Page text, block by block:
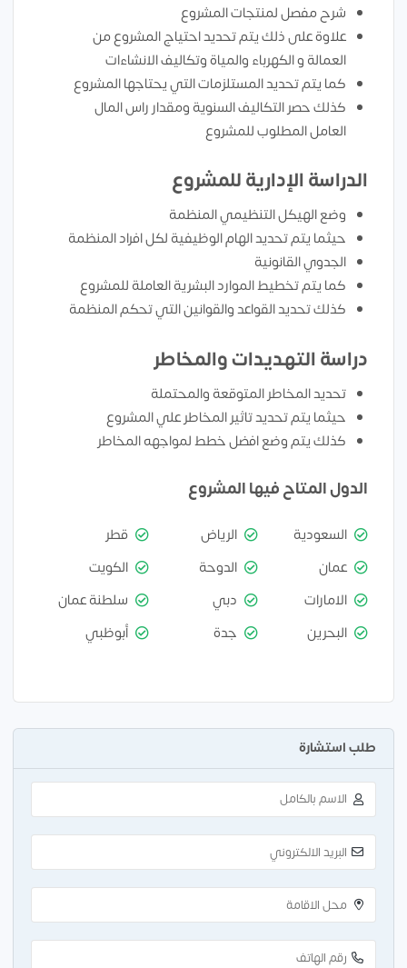
شرح مفصل لمنتجات المشروع
علاوة على ذلك يتم تحديد احتياج المشروع من
العمالة و الكهرباء والمياة وتكاليف الانشاءات
كما يتم تحديد المستلزمات التي يحتاجها المشروع
كذلك حصر التكاليف السنوية ومقدار راس المال
العامل المطلوب للمشروع
الدراسة الإدارية للمشروع
وضع الهيكل التنظيمي المنظمة
حيثما يتم تحديد الهام الوظيفية لكل افراد المنظمة
الجدوي القانونية
كما يتم تخطيط الموارد البشرية العاملة للمشروع
كذلك تحديد القواعد والقوانين التي تحكم المنظمة
دراسة التهديدات والمخاطر
تحديد المخاطر المتوقعة والمحتملة
حيثما يتم تحديد تاثير المخاطر علي المشروع
كذلك يتم وضع افضل خطط لمواجهه المخاطر
الدول المتاح فيها المشروع
السعودية الرياض
قطر
عمان
الدوحة
الكويت
الامارات
دبي
سلطنة عمان
البحرين
جدة أبوظبي
طلب استشارة